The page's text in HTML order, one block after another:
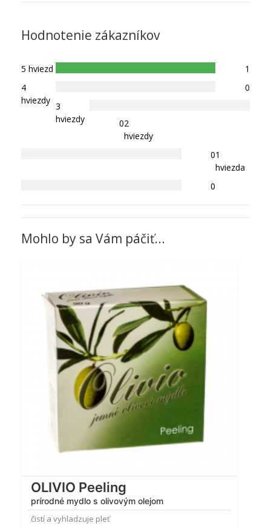
Hodnotenie zákazníkov
5 hviezd
1
4
hviezdy
0
3
hviezdy
02
hviezdy
01
hviezda
0
Mohlo by sa Vám páčiť...
OLIVIO Peeling
prírodné mydlo s olivovým olejom
čistí a vyhladzuje pleť